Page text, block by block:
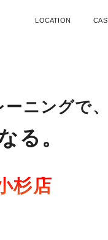
ニングで、
る。
杉店
LOCATION